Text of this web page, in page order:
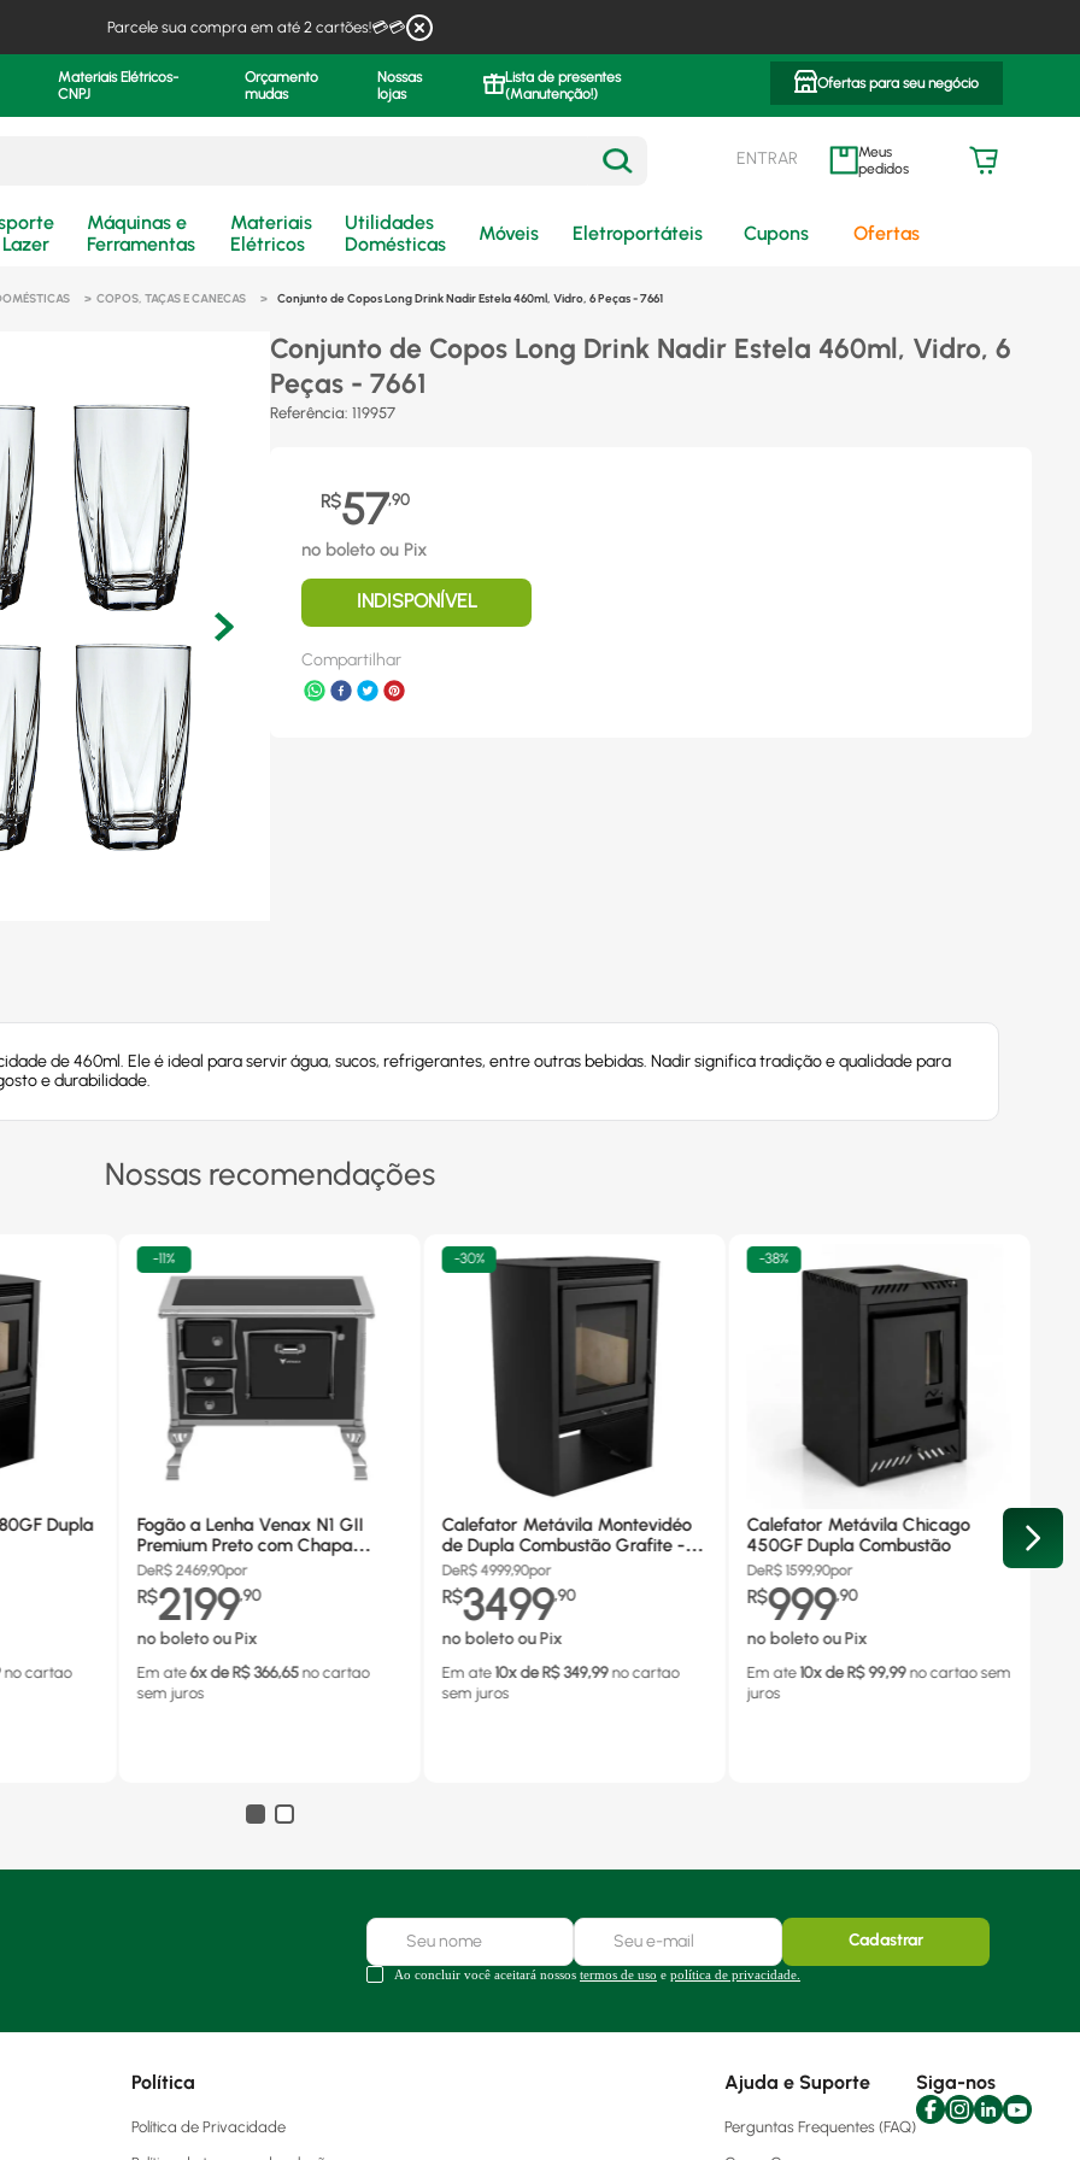
Parcele sua compra em até 2 cartões!💳💳
Materiais Elétricos-
CNPJ
Orçamento
mudas
Nossas
lojas
Lista de presentes
(Manutenção!)
Ofertas para seu negócio
ENTRAR meus pedidos
Máquinas e
Ferramentas
Materiais
Elétricos
Utilidades
Domésticas
Móveis Eletroportáteis Cupons Ofertas
COPOS, TAÇAS E CANECAS Conjunto de Copos Long Drink Nadir Estela 460ml, Vidro, 6 Peças - 7661
Conjunto de Copos Long Drink Nadir Estela 460ml, Vidro, 6
Peças - 7661
Referência: 119957
R$57,90
no boleto ou Pix
INDISPONÍVEL
Compartilhar
de 460ml. Ele é ideal para servir água, sucos, refrigerantes, entre outras bebidas. Nadir significa tradição e qualidade para
e durabilidade.
Nossas recomendações
Dupla
no cartao
-11%
Fogão a Lenha Venax N1 GII
Premium Preto com Chapa
Vitrocerâmica - Chaminé Saída
Lado Direito
DeR$2469,90por
R$2199,90
no boleto ou Pix
Em ate 6x de R$ 366,65 no cartao
sem juros
-30%
Calefator Metávila Montevidéo
de Dupla Combustão Grafite -
880GF
DeR$ 4999,90por
R$3499,90
no boleto ou Pix
Em ate 10x de R$ 349,99 no cartao
sem juros
-38%
Calefator Metávila Chicago
450GF Dupla Combustão
DeR$ 1599,90por
R$999,90
no boleto ou Pix
Em ate 10x de R$ 99,99 no cartaosem
juros
Cadastrar
Ao concluir você aceitará nossos termos de uso e política de privacidade.
Política
Política de Privacidade
Ajuda e Suporte
Perguntas Frequentes (FAQ)
Siga-nos